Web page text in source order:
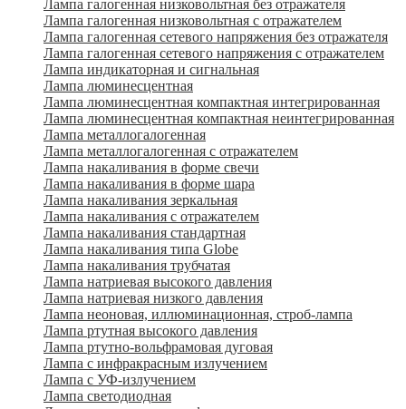
Лампа галогенная низковольтная без отражателя
Лампа галогенная низковольтная с отражателем
Лампа галогенная сетевого напряжения без отражателя
Лампа галогенная сетевого напряжения с отражателем
Лампа индикаторная и сигнальная
Лампа люминесцентная
Лампа люминесцентная компактная интегрированная
Лампа люминесцентная компактная неинтегрированная
Лампа металлогалогенная
Лампа металлогалогенная с отражателем
Лампа накаливания в форме свечи
Лампа накаливания в форме шара
Лампа накаливания зеркальная
Лампа накаливания с отражателем
Лампа накаливания стандартная
Лампа накаливания типа Globe
Лампа накаливания трубчатая
Лампа натриевая высокого давления
Лампа натриевая низкого давления
Лампа неоновая, иллюминационная, строб-лампа
Лампа ртутная высокого давления
Лампа ртутно-вольфрамовая дуговая
Лампа с инфракрасным излучением
Лампа с УФ-излучением
Лампа светодиодная